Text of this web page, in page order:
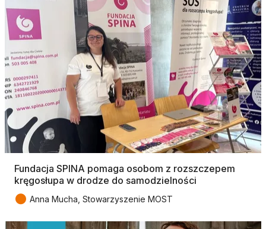
Fundacja SPINA pomaga osobom z rozszczepem
kręgosłupa w drodze do samodzielności
● Anna Mucha, Stowarzyszenie MOST